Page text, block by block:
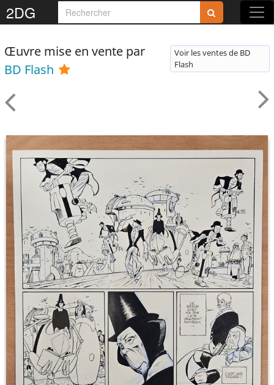
2DG
Œuvre mise en vente par
BD Flash
Voir les ventes de BD
Flash